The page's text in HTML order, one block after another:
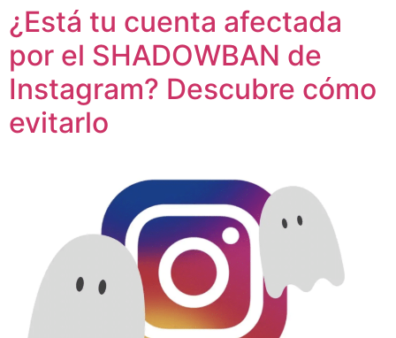
¿Está tu cuenta afectada
por el SHADOWBAN de
Instagram? Descubre cómo
evitarlo